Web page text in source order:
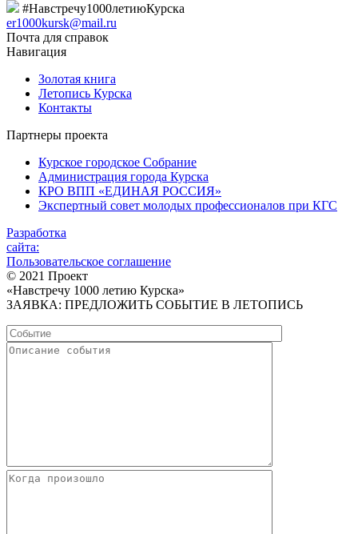
#Навстречу1000летиюКурска
er1000kursk@mail.ru
Почта для справок
Навигация
Золотая книга
Летопись Курска
Контакты
Партнеры проекта
Курское городское Собрание
Администрация города Курска
КРО ВПП «ЕДИНАЯ РОССИЯ»
Экспертный совет молодых профессионалов при КГС
Разработка
сайта:
Пользовательское соглашение
© 2021 Проект
«Навстречу 1000 летию Курска»
ЗАЯВКА: ПРЕДЛОЖИТЬ СОБЫТИЕ В ЛЕТОПИСЬ